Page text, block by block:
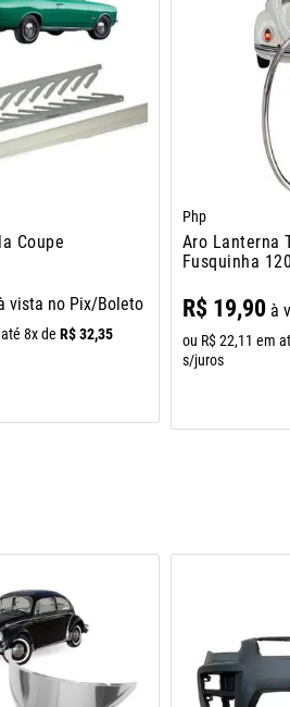
Coupe
vista no Pix/Boleto
8x de R$ 32,35
Php
Aro Lanterna
Fusquinha
R$ 19,90à
ou R$ 22,11 em
s/juros